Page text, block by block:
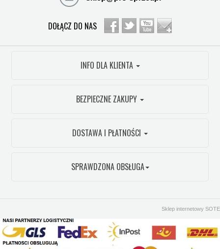
DOŁĄCZ DO NAS
INFO DLA KLIENTA
BEZPIECZNE ZAKUPY
DOSTAWA I PŁATNOŚCI
SPRAWDZONA OBSŁUGA
Sklep internetowy SOTE